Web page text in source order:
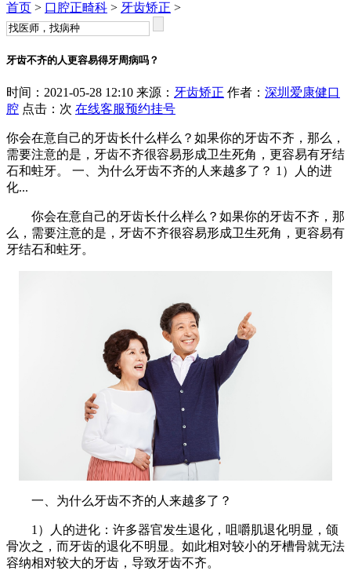
首页 > 口腔正畸科 > 牙齿矫正 >
牙齿不齐的人更容易得牙周病吗？
时间：2021-05-28 12:10 来源： 牙齿矫正 作者： 深圳爱康健口
腔 点击： 次 在线客服预约挂号
你会在意自己的牙齿长什么样么？如果你的牙齿不齐，那么，
需要注意的是，牙齿不齐很容易形成卫生死角，更容易有牙结
石和蛀牙。 一、为什么牙齿不齐的人来越多了？ 1）人的进
化...
你会在意自己的牙齿长什么样么？如果你的牙齿不齐，那
么，需要注意的是，牙齿不齐很容易形成卫生死角，更容易有
牙结石和蛀牙。
一、为什么牙齿不齐的人来越多了？
1）人的进化：许多器官发生退化，咀嚼肌退化明显，颌
骨次之，而牙齿的退化不明显。如此相对较小的牙槽骨就无法
容纳相对较大的牙齿，导致牙齿不齐。